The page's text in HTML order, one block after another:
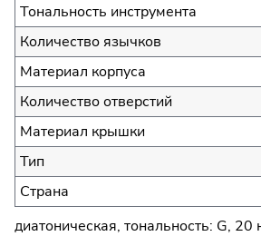
Тональность инструмента
Количество язычков
Материал корпуса
Количество отверстий
Материал крышки
Тип
Страна
диатоническая, тональность: G,